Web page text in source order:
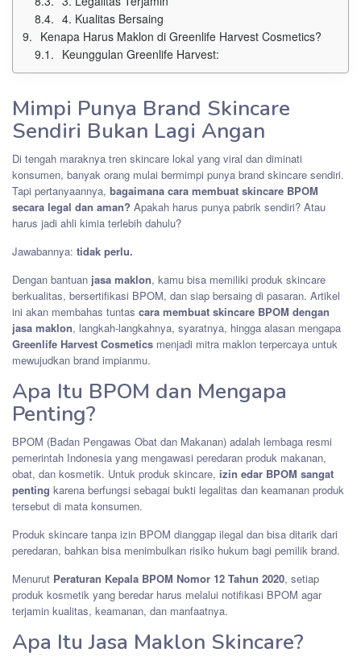
4. Kualitas Bersaing
Kenapa Harus Maklon di Greenlife Harvest Cosmetics?
Keunggulan Greenlife Harvest:
Mimpi Punya Brand Skincare
Sendiri Bukan Lagi Angan
Di tengah maraknya tren skincare lokal yang viral dan diminati
konsumen, banyak orang mulai bermimpi punya brand skincare sendiri.
Tapi pertanyaannya, bagaimana cara membuat skincare BPOM
secara legal dan aman? Apakah harus punya pabrik sendiri? Atau
harus jadi ahli kimia terlebih dahulu?
Jawabannya: tidak perlu.
Dengan bantuan jasa maklon, kamu bisa memiliki produk skincare
berkualitas, bersertifikasi BPOM, dan siap bersaing di pasaran. Artikel
ini akan membahas tuntas cara membuat skincare BPOM dengan
jasa maklon, langkah-langkahnya, syaratnya, hingga alasan mengapa
Greenlife Harvest Cosmetics menjadi mitra maklon terpercaya untuk
mewujudkan brand impianmu.
Apa Itu BPOM dan Mengapa
Penting?
BPOM (Badan Pengawas Obat dan Makanan) adalah lembaga resmi
pemerintah Indonesia yang mengawasi peredaran produk makanan,
obat, dan kosmetik. Untuk produk skincare, izin edar BPOM sangat
penting karena berfungsi sebagai bukti legalitas dan keamanan produk
tersebut di mata konsumen.
Produk skincare tanpa izin BPOM dianggap ilegal dan bisa ditarik dari
peredaran, bahkan bisa menimbulkan risiko hukum bagi pemilik brand.
Menurut Peraturan Kepala BPOM Nomor 12 Tahun 2020, setiap
produk kosmetik yang beredar harus melalui notifikasi BPOM agar
terjamin kualitas, keamanan, dan manfaatnya.
Apa Itu Jasa Maklon Skincare?